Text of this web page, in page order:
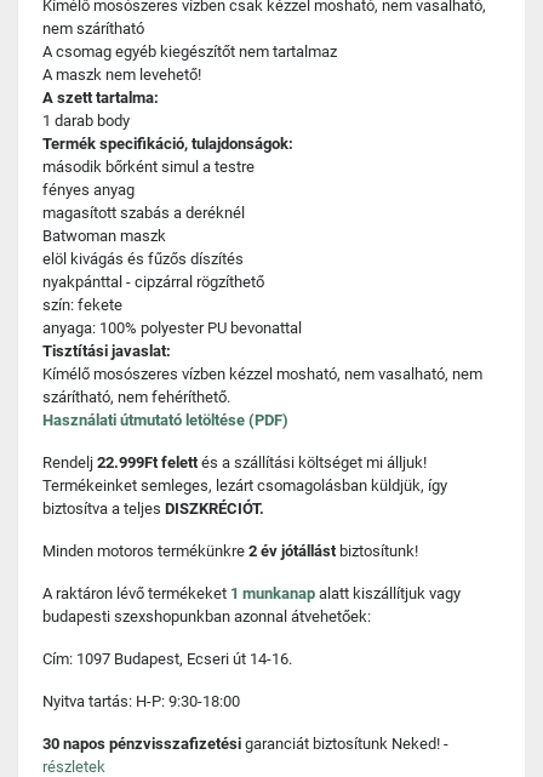
Kímélő mosószeres vízben csak kézzel mosható, nem vasalható,
nem szárítható
A csomag egyéb kiegészítőt nem tartalmaz
A maszk nem levehető!
A szett tartalma:
1 darab body
Termék specifikáció, tulajdonságok:
második bőrként simul a testre
fényes anyag
magasított szabás a deréknél
Batwoman maszk
elöl kivágás és fűzős díszítés
nyakpánttal - cipzárral rögzíthető
szín: fekete
anyaga: 100% polyester PU bevonattal
Tisztítási javaslat:
Kímélő mosószeres vízben kézzel mosható, nem vasalható, nem
szárítható, nem fehéríthető.
Használati útmutató letöltése (PDF)
Rendelj 22.999Ft felettés a szállítási költséget mi álljuk!
Termékeinket semleges, lezárt csomagolásban küldjük, így
biztosítva a teljes DISZKRÉCIÓT.
Minden motoros termékünkre 2 év jótállást biztosítunk!
A raktáron lévő termékeket 1 munkanap alatt kiszállítjuk vagy
budapesti szexshopunkban azonnal átvehetőek:
Cím: 1097 Budapest, Ecseri út 14-16.
Nyitva tartás: H-P: 9:30-18:00
30 napos pénzvisszafizetési garanciát biztosítunk Neked! -
részletek